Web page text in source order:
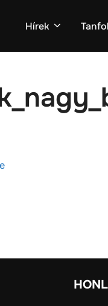
Hírek